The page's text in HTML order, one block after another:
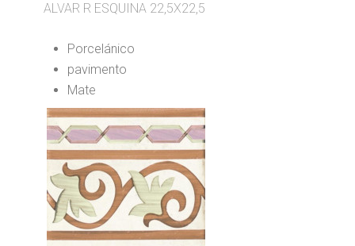
ALVAR R ESQUINA 22,5X22,5
Porcelánico
pavimento
Mate